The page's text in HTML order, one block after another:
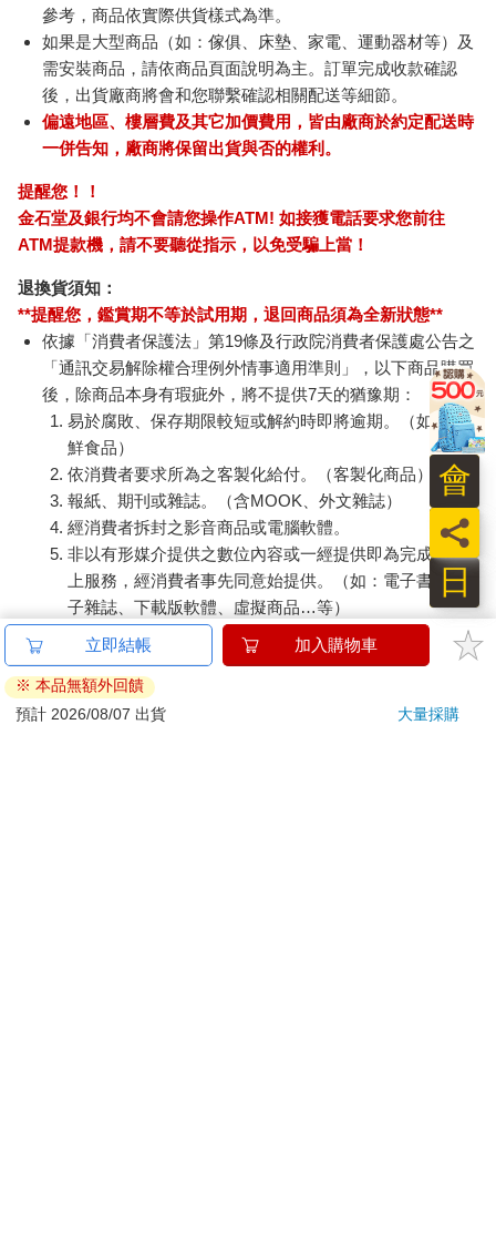
參考，商品依實際供貨樣式為準。
如果是大型商品（如：傢俱、床墊、家電、運動器材等）及
需安裝商品，請依商品頁面說明為主。訂單完成收款確認
後，出貨廠商將會和您聯繫確認相關配送等細節。
偏遠地區、樓層費及其它加價費用，皆由廠商於約定配送時
一併告知，廠商將保留出貨與否的權利。
提醒您！！
金石堂及銀行均不會請您操作ATM! 如接獲電話要求您前往
ATM提款機，請不要聽從指示，以免受騙上當！
退換貨須知：
**提醒您，鑑賞期不等於試用期，退回商品須為全新狀態**
依據「消費者保護法」第19條及行政院消費者保護處公告之
「通訊交易解除權合理例外情事適用準則」，以下商品購買
後，除商品本身有瑕疵外，將不提供7天的猶豫期：
易於腐敗、保存期限較短或解約時即將逾期。（如：生
鮮食品）
依消費者要求所為之客製化給付。（客製化商品）
報紙、期刊或雜誌。（含MOOK、外文雜誌）
經消費者拆封之影音商品或電腦軟體。
非以有形媒介提供之數位內容或一經提供即為完成之線
上服務，經消費者事先同意始提供。（如：電子書、電
子雜誌、下載版軟體、虛擬商品…等）
已拆封之個人衛生用品。（如：內衣褲、刮鬍刀、除毛
若非上列種類商品，均享有到貨7天的猶豫期（含例假
日）。
日
員
會